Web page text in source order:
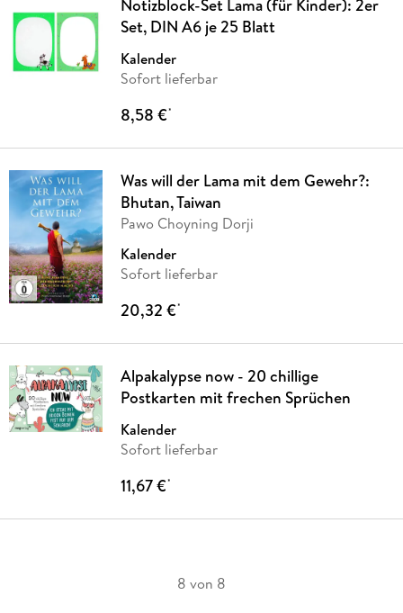
Notizblock-Set Lama (für Kinder): 2er
Set, DIN A6 je 25 Blatt
Kalender
Sofort lieferbar
8,58 €*
Was will der Lama mit dem Gewehr?:
Bhutan, Taiwan
Pawo Choyning Dorji
Kalender
Sofort lieferbar
20,32 €*
Alpakalypse now - 20 chillige
Postkarten mit frechen Sprüchen
Kalender
Sofort lieferbar
11,67 €*
8 von 8